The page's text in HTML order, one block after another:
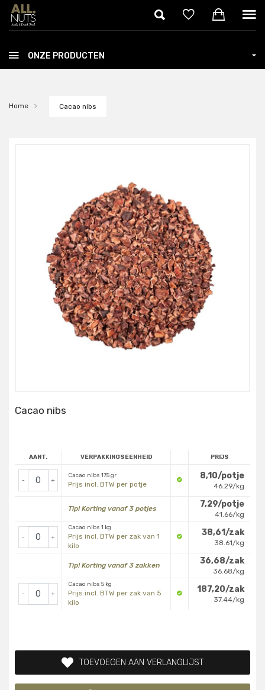
Skip to main content
ONZE PRODUCTEN
Home Cacao nibs
Cacao nibs
AANT. VERPAKKINGSEENHEID PRIJS
- +
Cacao nibs 175 gr
Prijs incl. BTW per potje
8,10/potje
46.29/kg
Tip! Korting vanaf 3 potjes 7,29/potje
41.66/kg
- +
Cacao nibs 1 kg
Prijs incl. BTW per zak van 1
kilo
38,61/zak
38.61/kg
Tip! Korting vanaf 3 zakken 36,68/zak
36.68/kg
- +
Cacao nibs 5 kg
Prijs incl. BTW per zak van 5
kilo
187,20/zak
37.44/kg
TOEVOEGEN AAN VERLANGLIJST